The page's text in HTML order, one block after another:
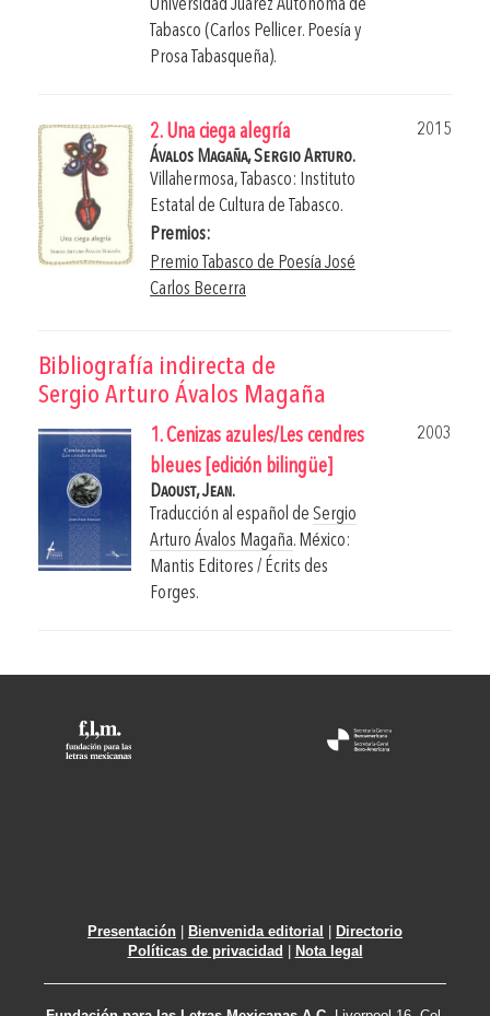
Universidad Juárez Autónoma de
Tabasco (Carlos Pellicer. Poesía y
Prosa Tabasqueña).
2. Una ciega alegría
2015
Ávalos Magaña, Sergio Arturo.
Villahermosa, Tabasco: Instituto
Estatal de Cultura de Tabasco.
Premios:
Premio Tabasco de Poesía José
Carlos Becerra
Bibliografía indirecta de
Sergio Arturo Ávalos Magaña
1. Cenizas azules/Les cendres
bleues [edición bilingüe]
2003
Daoust, Jean.
Traducción al español de Sergio
Arturo Ávalos Magaña. México:
Mantis Editores / Écrits des
Forges.
Presentación | Bienvenida editorial | Directorio
Políticas de privacidad | Nota legal